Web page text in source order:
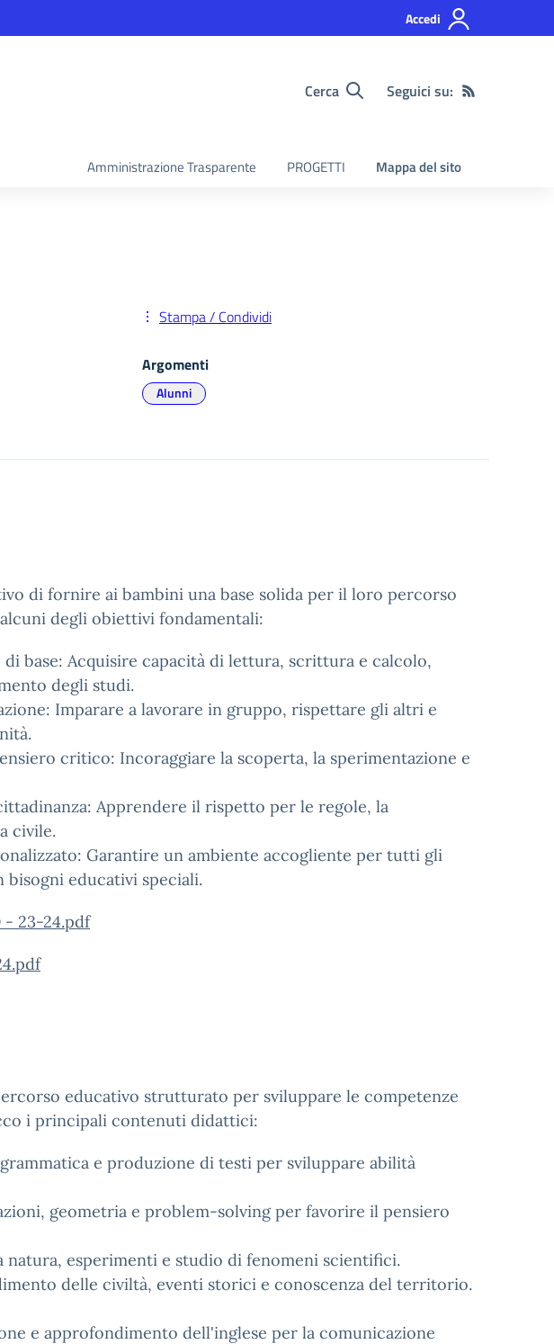
Accedi
Cerca Seguici su:
Amministrazione Trasparente PROGETTI Mappa del sito
Stampa / Condividi
Argomenti
Alunni
di fornire ai bambini una base solida per il loro percorso
degli obiettivi fondamentali:
base: Acquisire capacità di lettura, scrittura e calcolo,
degli studi.
Imparare a lavorare in gruppo, rispettare gli altri e
critico: Incoraggiare la scoperta, la sperimentazione e
Apprendere il rispetto per le regole, la
civile.
Garantire un ambiente accogliente per tutti gli
educativi speciali.
- 23-24.pdf
educativo strutturato per sviluppare le competenze
i principali contenuti didattici:
e produzione di testi per sviluppare abilità
geometria e problem-solving per favorire il pensiero
natura, esperimenti e studio di fenomeni scientifici.
delle civiltà, eventi storici e conoscenza del territorio.
e approfondimento dell'inglese per la comunicazione